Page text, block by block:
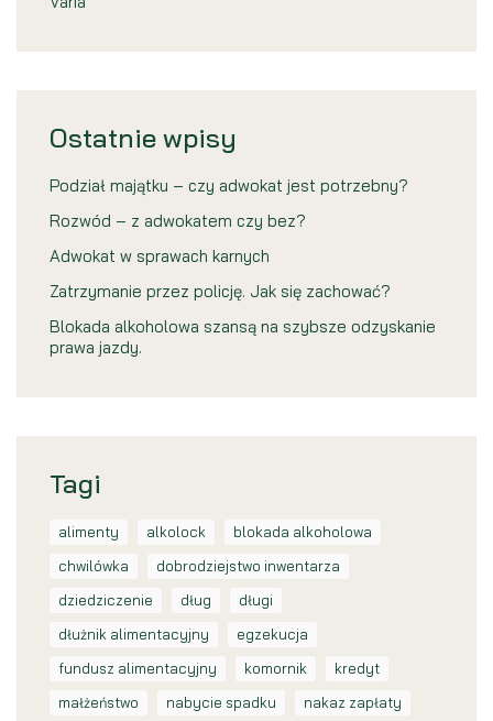
Ostatnie wpisy
Podział majątku – czy adwokat jest potrzebny?
Rozwód – z adwokatem czy bez?
Adwokat w sprawach karnych
Zatrzymanie przez policję. Jak się zachować?
Blokada alkoholowa szansą na szybsze odzyskanie
prawa jazdy.
Tagi
alimenty alkolock
blokada alkoholowa
chwilówka
dobrodziejstwo inwentarza
dziedziczenie
dług
długi
dłużnik alimentacyjny
egzekucja
fundusz alimentacyjny
komornik
kredyt
małżeństwo
nabycie spadku
nakaz zapłaty